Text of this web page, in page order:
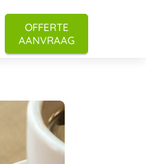
OFFERTE
AANVRAAG